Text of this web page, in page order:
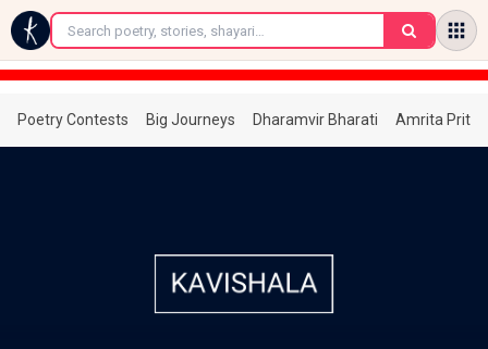
←
Poetry Contests Big Journeys Dharamvir Bharati Amrita